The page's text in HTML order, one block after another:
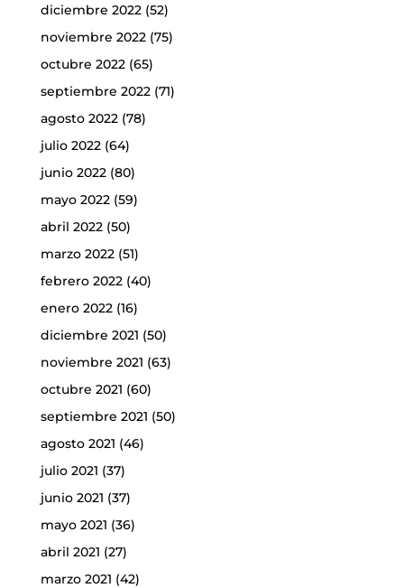
diciembre 2022(52)
noviembre 2022(75)
octubre 2022(65)
septiembre 2022(71)
agosto 2022(78)
julio 2022(64)
junio 2022(80)
mayo 2022(59)
abril 2022(50)
marzo 2022(51)
febrero 2022(40)
enero 2022(16)
diciembre 2021 (50)
noviembre 2021 (63)
octubre 2021 (60)
septiembre 2021 (50)
agosto 2021 (46)
julio 2021 (37)
junio 2021 (37)
mayo 2021 (36)
abril 2021 (27)
marzo 2021 (42)